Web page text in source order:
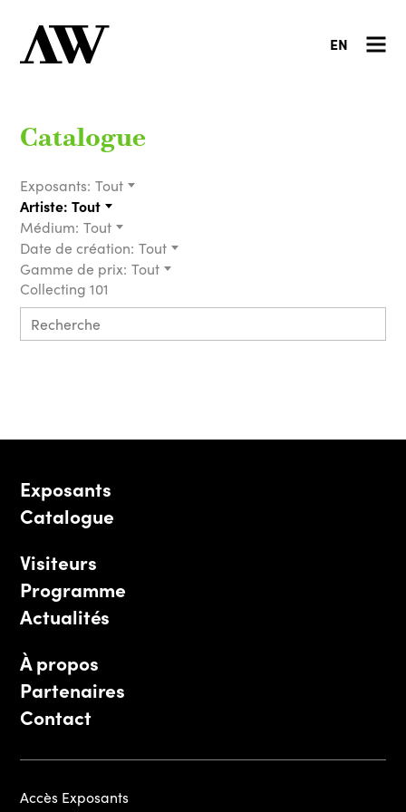
EN
Catalogue
Exposants: Tout
Artiste: Tout
Médium: Tout
Date de création: Tout
Gamme de prix: Tout
Collecting 101
Exposants
Catalogue
Visiteurs
Programme
Actualités
À propos
Partenaires
Contact
Accès Exposants